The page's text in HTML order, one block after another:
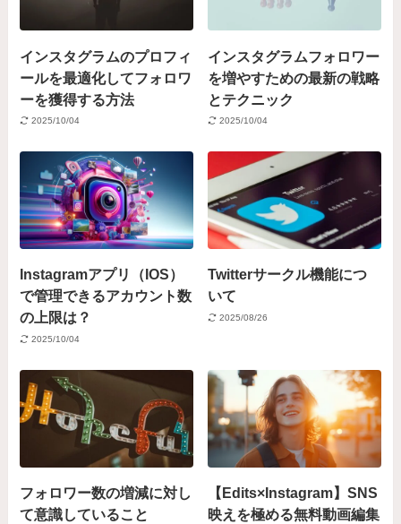
インスタグラムのプロフィ
ールを最適化してフォロワ
ーを獲得する方法
2025/10/04
インスタグラムフォロワー
を増やすための最新の戦略
とテクニック
2025/10/04
Instagramアプリ（IOS）
で管理できるアカウント数
の上限は？
2025/10/04
Twitterサークル機能につ
いて
2025/08/26
フォロワー数の増減に対し
て意識していること
【Edits×Instagram】SNS
映えを極める無料動画編集